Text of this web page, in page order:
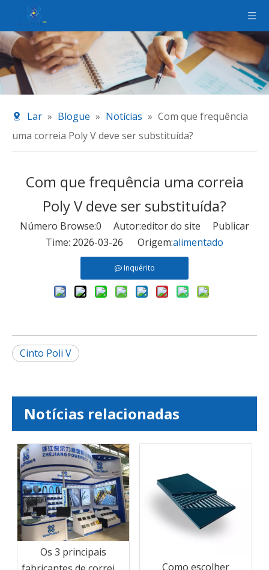
Lar » Blogue » Notícias » Com que frequência
uma correia Poly V deve ser substituída?
Com que frequência uma correia
Poly V deve ser substituída?
Número Browse:0 Autor:editor do site Publicar
Time: 2026-03-26 Origem:alimentado
Inquérito
Cinto Poli V
Notícias relacionadas
Os 3 principais
Como escolher